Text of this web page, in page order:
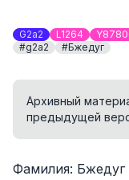
G2a2 L1264
#g2a2
#Бжедуг
Архивный
предыдущей
Фамилия: Бжедуг